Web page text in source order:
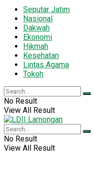
Seputar Jatim
Nasional
Dakwah
Ekonomi
Hikmah
Kesehatan
Lintas Agama
Tokoh
No Result
View All Result
No Result
View All Result